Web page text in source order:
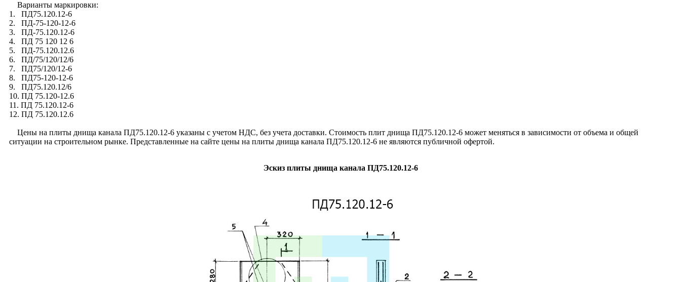
Варианты маркировки:
1. ПД75.120.12-6
2. ПД-75-120-12-6
3. ПД-75.120.12-6
4. ПД 75 120 12 6
5. ПД-75.120.12.6
6. ПД/75/120/12/6
7. ПД75/120/12-6
8. ПД75-120-12-6
9. ПД75.120.12/6
10. ПД 75.120-12.6
11. ПД 75.120.12-6
12. ПД 75.120.12.6
Цены на плиты днища канала ПД75.120.12-6 указаны с учетом НДС, без учета доставки. Стоимость плит днища ПД75.120.12-6 может меняться в зависимости от объема и общей
ситуации на строительном рынке. Представленные на сайте цены на плиты днища канала ПД75.120.12-6 не являются публичной офертой.
Эскиз плиты днища канала ПД75.120.12-6